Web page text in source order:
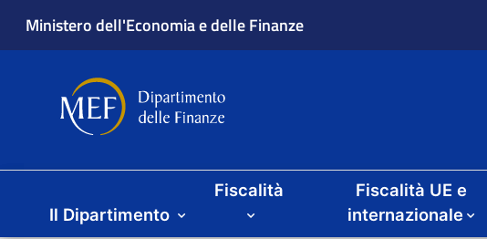
Ministero dell'Economia e delle Finanze
Dipartimento delle Finanze
Menu principale
Il Dipartimento
Fiscalità
Fiscalità UE e
internazionale